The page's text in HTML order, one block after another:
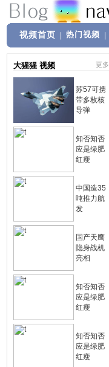
视频首页 热门视频
大猩猩 视频 更多
苏57可携
带多枚核
导弹
知否知否
应是绿肥
红瘦
中国造35
吨推力航
发
国产天鹰
隐身战机
亮相
知否知否
应是绿肥
红瘦
知否知否
应是绿肥
红瘦